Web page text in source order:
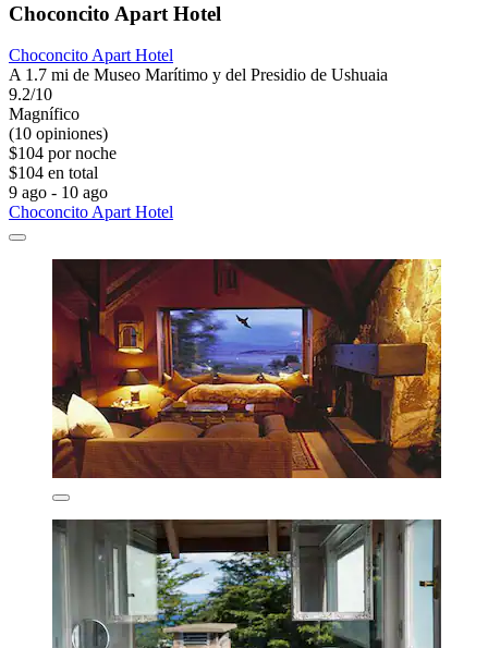
Choconcito Apart Hotel
Choconcito Apart Hotel
A 1.7 mi de Museo Marítimo y del Presidio de Ushuaia
9.2/10
Magnífico
(10 opiniones)
$104 por noche
$104 en total
9 ago - 10 ago
Choconcito Apart Hotel